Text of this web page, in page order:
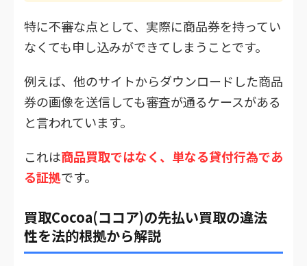
特に不審な点として、実際に商品券を持ってい
なくても申し込みができてしまうことです。
例えば、他のサイトからダウンロードした商品
券の画像を送信しても審査が通るケースがある
と言われています。
これは商品買取ではなく、単なる貸付行為であ
る証拠です。
買取Cocoa(ココア)の先払い買取の違法
性を法的根拠から解説